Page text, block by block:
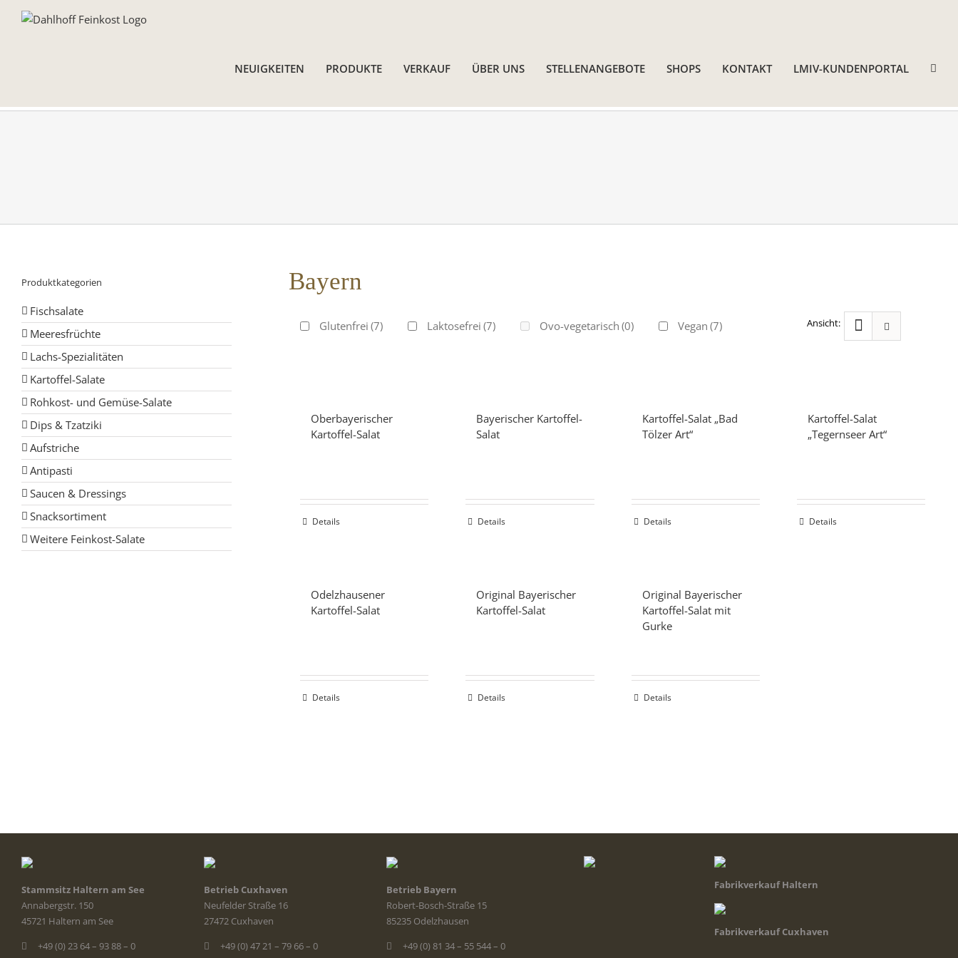
NEUIGKEITEN
PRODUKTE VERKAUF ÜBER UNS STELLENANGEBOTE SHOPS KONTAKT LMIV-KUNDENPORTAL
Bayern
Glutenfrei (7) Laktosefrei (7) Ovo-vegetarisch (0) Vegan (7)
Oberbayerischer
Kartoffel-Salat
Details
Bayerischer Kartoffel-
Salat
Details
Kartoffel-Salat „Bad
Tölzer Art“
Details
Kartoffel-Salat
„Tegernseer Art“
Details
Odelzhausener
Kartoffel-Salat
Details
Original Bayerischer
Kartoffel-Salat
Details
Original Bayerischer
Kartoffel-Salat mit
Gurke
Details
Produktkategorien
Fischsalate
Meeresfrüchte
Lachs-Spezialitäten
Kartoffel-Salate
Rohkost- und Gemüse-Salate
Dips & Tzatziki
Aufstriche
Antipasti
Saucen & Dressings
Snacksortiment
Weitere Feinkost-Salate
Stammsitz Haltern am See
Annabergstr. 150
45721 Haltern am See
+49 (0) 23 64 – 93 88 – 0
Betrieb Cuxhaven
Neufelder Straße 16
27472 Cuxhaven
+49 (0) 47 21 – 79 66 – 0
Betrieb Bayern
Robert-Bosch-Straße 15
85235 Odelzhausen
+49 (0) 81 34 – 55 544 – 0
Fabrikverkauf Haltern
Fabrikverkauf Cuxhaven